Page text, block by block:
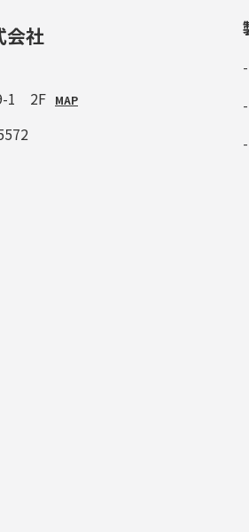
会社
1 2F
MAP